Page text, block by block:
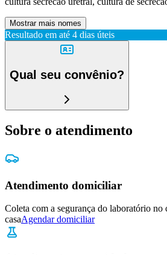
Mostrar mais nomes
Resultado em até 4 dias úteis
Qual seu convênio?
Sobre o atendimento
Atendimento domiciliar
Coleta com a segurança do laboratório no
casaAgendar domiciliar